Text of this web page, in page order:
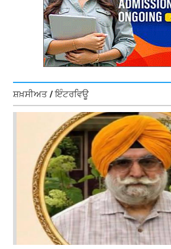
ਸ਼ਖ਼ਸੀਅਤ / ਇੰਟਰਵਿਊ